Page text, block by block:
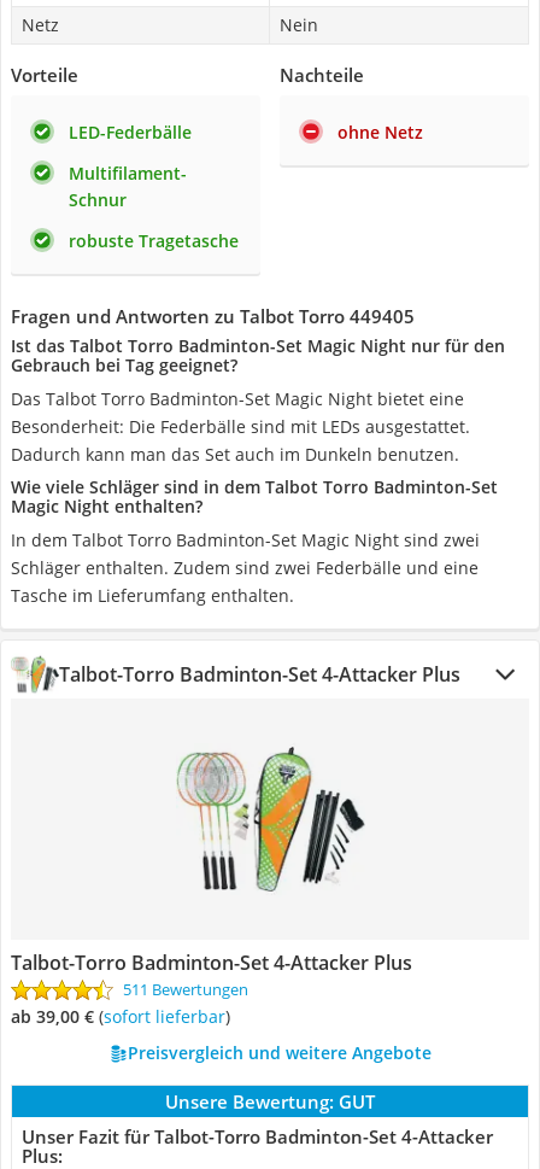
Netz
Nein
Vorteile
LED-Federbälle
Multifilament-
Schnur
robuste Tragetasche
Nachteile
ohne Netz
Fragen und Antworten zu Talbot Torro 449405
Ist das Talbot Torro Badminton-Set Magic Night nur für den
Gebrauch bei Tag geeignet?
Das Talbot Torro Badminton-Set Magic Night bietet eine
Besonderheit: Die Federbälle sind mit LEDs ausgestattet.
Dadurch kann man das Set auch im Dunkeln benutzen.
Wie viele Schläger sind in dem Talbot Torro Badminton-Set
Magic Night enthalten?
In dem Talbot Torro Badminton-Set Magic Night sind zwei
Schläger enthalten. Zudem sind zwei Federbälle und eine
Tasche im Lieferumfang enthalten.
Talbot-Torro Badminton-Set 4-Attacker Plus
Talbot-Torro Badminton-Set 4-Attacker Plus
511 Bewertungen
ab 39,00 € ( Sofort lieferbar)
Preisvergleich und weitere Angebote
Unsere Bewertung: GUT
Unser Fazit für Talbot-Torro Badminton-Set 4-Attacker
Plus: